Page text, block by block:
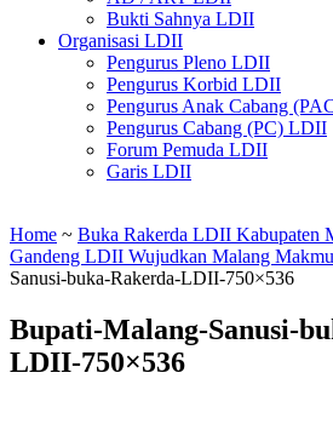
Bukti Sahnya LDII
Organisasi LDII
Pengurus Pleno LDII
Pengurus Korbid LDII
Pengurus Anak Cabang
Pengurus Cabang (PC) LDII
Forum Pemuda LDII
Garis LDII
Home ~ Buka Rakerda LDII Kabupaten
Gandeng LDII Wujudkan Malang
Sanusi-buka-Rakerda-LDII-750×536
Bupati-Malang-Sanusi-
LDII-750×536